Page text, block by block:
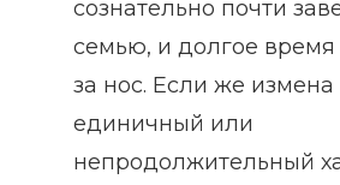
сознательно почти
семью, и долгое
за нос. Если же измена
единичный или
непродолжительный